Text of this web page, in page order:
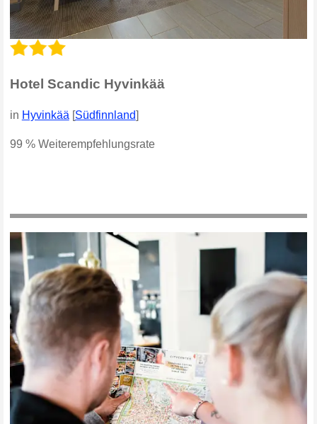
Hotel Scandic Hyvinkää
in Hyvinkää [Südfinnland]
99 % Weiterempfehlungsrate